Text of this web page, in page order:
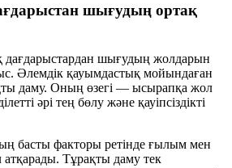
шығудың ортақ
шығудың жолдарын
Әлемдік қауымдастық мойындаған
даму. Оның өзегі — ысырапқа жол
әрі тең бөлу және қауіпсіздікті
басты факторы ретінде ғылым мен
Тұрақты даму тек